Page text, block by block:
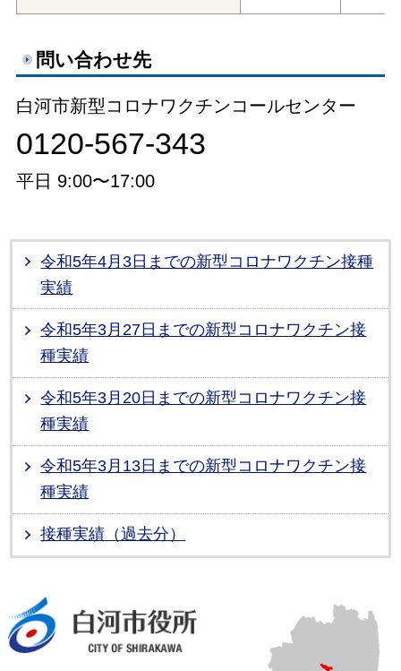
問い合わせ先
白河市新型コロナワクチンコールセンター
0120-567-343
平日 9:00〜17:00
令和5年4月3日までの新型コロナワクチン接種
実績
令和5年3月27日までの新型コロナワクチン接
種実績
令和5年3月20日までの新型コロナワクチン接
種実績
令和5年3月13日までの新型コロナワクチン接
種実績
接種実績（過去分）